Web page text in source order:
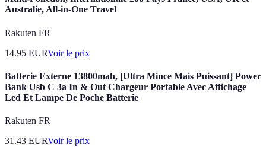
Australie, All-in-One Travel
Rakuten FR
14.95 EURVoir le prix
Batterie Externe 13800mah, [Ultra Mince Mais Puissant] Power
Bank Usb C 3a In & Out Chargeur Portable Avec Affichage
Led Et Lampe De Poche Batterie
Rakuten FR
31.43 EURVoir le prix